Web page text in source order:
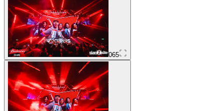
065